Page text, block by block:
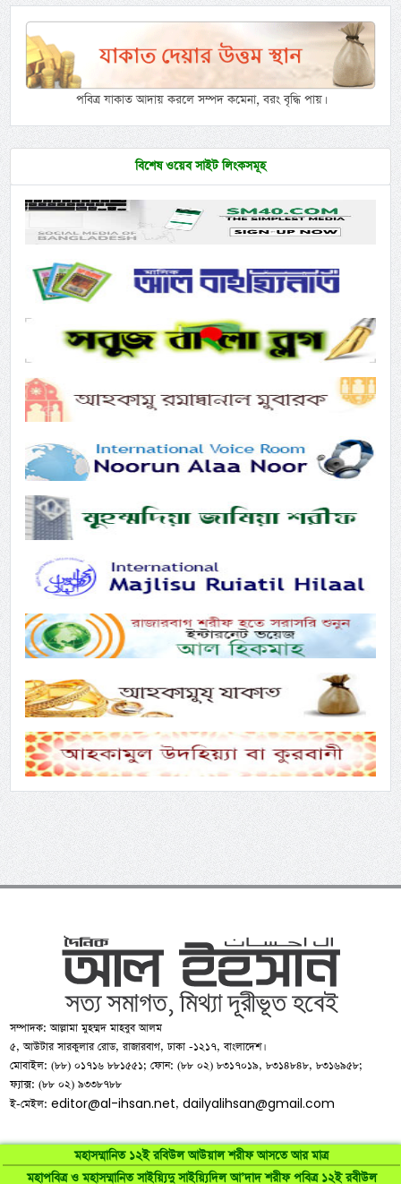
মহাসম্মানিত ১২ই রবিউল আউয়াল শরীফ আসতে আর মাত্র
মহাপবিত্র ও মহাসম্মানিত সাইয়্যিদু সাইয়্যিদিল আ’দাদ শরীফ পবিত্র ১২ই রবীউল
পবিত্র যাকাত আদায় করলে সম্পদ কমেনা, বরং বৃদ্ধি পায়।
বিশেষ ওয়েব সাইট লিংকসমূহ
সম্পাদক: আল্লামা মুহম্মদ মাহবুব আলম
৫, আউটার সারকুলার রোড, রাজারবাগ, ঢাকা -১২১৭, বাংলাদেশ।
মোবাইল: (৮৮) ০১৭১৬ ৮৮১৫৫১; ফোন: (৮৮ ০২) ৮৩১৭০১৯, ৮৩১৪৮৪৮, ৮৩১৬৯৫৮;
ফ্যাক্স: (৮৮ ০২) ৯৩৩৮৭৮৮
ই-মেইল:editor@al-ihsan.net,dailyalihsan@gmail.com